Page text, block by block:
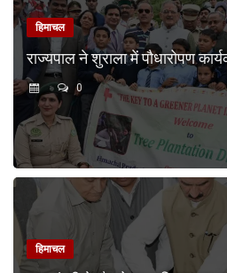
हिमाचल
राज्यपाल ने शुराला में पौधारोपण
0
हिमाचल